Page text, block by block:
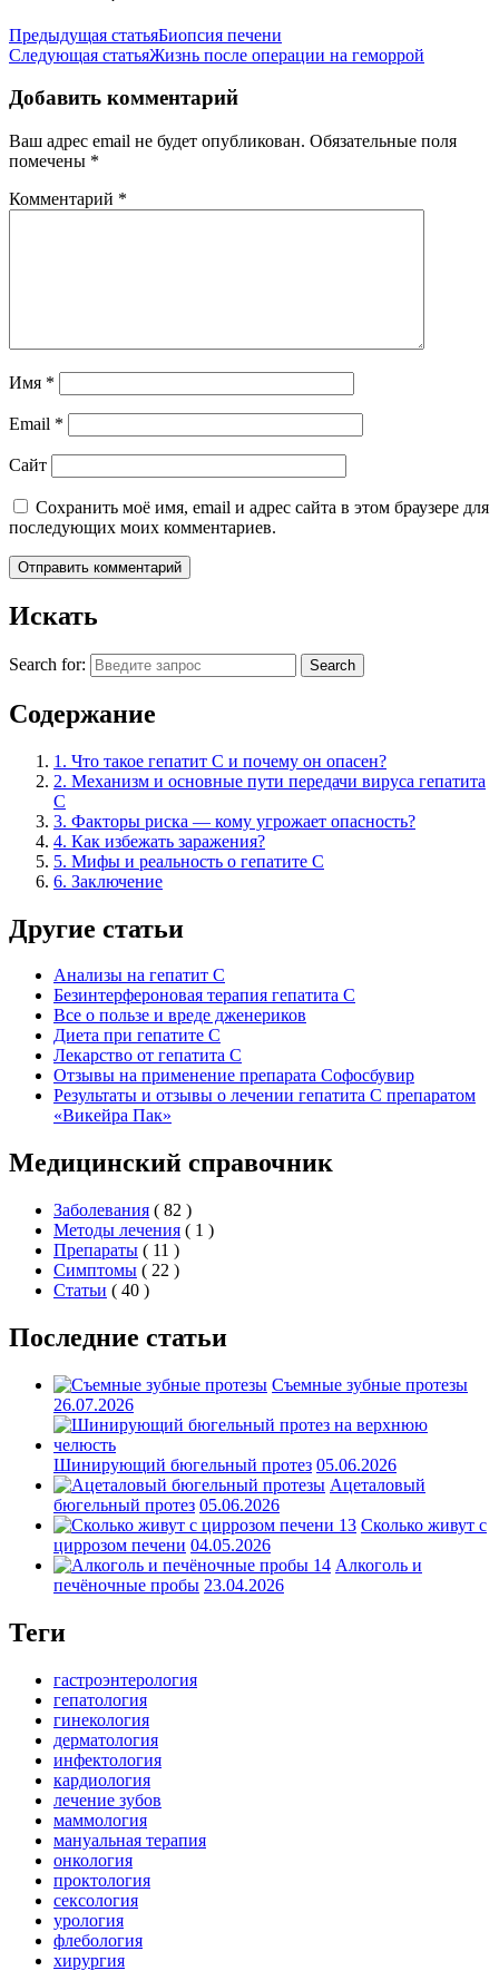
Предыдущая статьяБиопсия печени
Следующая статьяЖизнь после операции на геморрой
Добавить комментарий
Ваш адрес email не будет опубликован. Обязательные поля
помечены *
Комментарий *
Имя *
Email *
Сайт
Сохранить моё имя, email и адрес сайта в этом браузере для
последующих моих комментариев.
Искать
Search for: Search
Содержание
1. Что такое гепатит C и почему он опасен?
2. Механизм и основные пути передачи вируса гепатита
C
3. Факторы риска — кому угрожает опасность?
4. Как избежать заражения?
5. Мифы и реальность о гепатите C
6. Заключение
Другие статьи
Анализы на гепатит С
Безинтерфероновая терапия гепатита С
Все о пользе и вреде дженериков
Диета при гепатите С
Лекарство от гепатита C
Отзывы на применение препарата Софосбувир
Результаты и отзывы о лечении гепатита C препаратом
«Викейра Пак»
Медицинский справочник
Заболевания ( 82 )
Методы лечения ( 1 )
Препараты ( 11 )
Симптомы ( 22 )
Статьи ( 40 )
Последние статьи
Съемные зубные протезы
26.07.2026
Шинирующий бюгельный протез 05.06.2026
Ацеталовый
бюгельный протез 05.06.2026
Сколько живут с
циррозом печени 04.05.2026
Алкоголь и
печёночные пробы 23.04.2026
Теги
гастроэнтерология
гепатология
гинекология
дерматология
инфектология
кардиология
лечение зубов
маммология
мануальная терапия
онкология
проктология
сексология
урология
флебология
хирургия